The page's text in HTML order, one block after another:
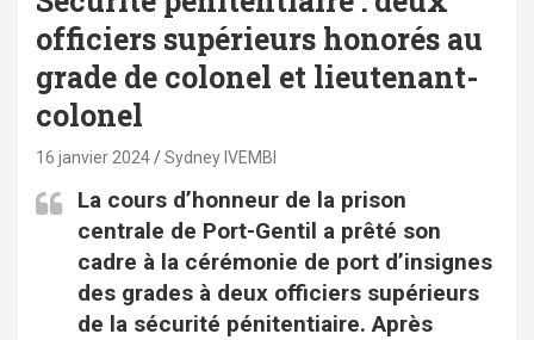
officiers supérieurs honorés au
grade de colonel et lieutenant-
colonel
16 janvier 2024 Sydney IVEMBI
La cours d’honneur de la prison
centrale de Port-Gentil a prêté son
cadre à la cérémonie de port d’insignes
des grades à deux officiers supérieurs
de la sécurité pénitentiaire. Après